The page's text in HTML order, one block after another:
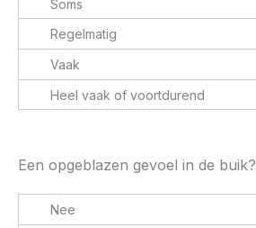
Een opgeblazen gevoel in de buik?